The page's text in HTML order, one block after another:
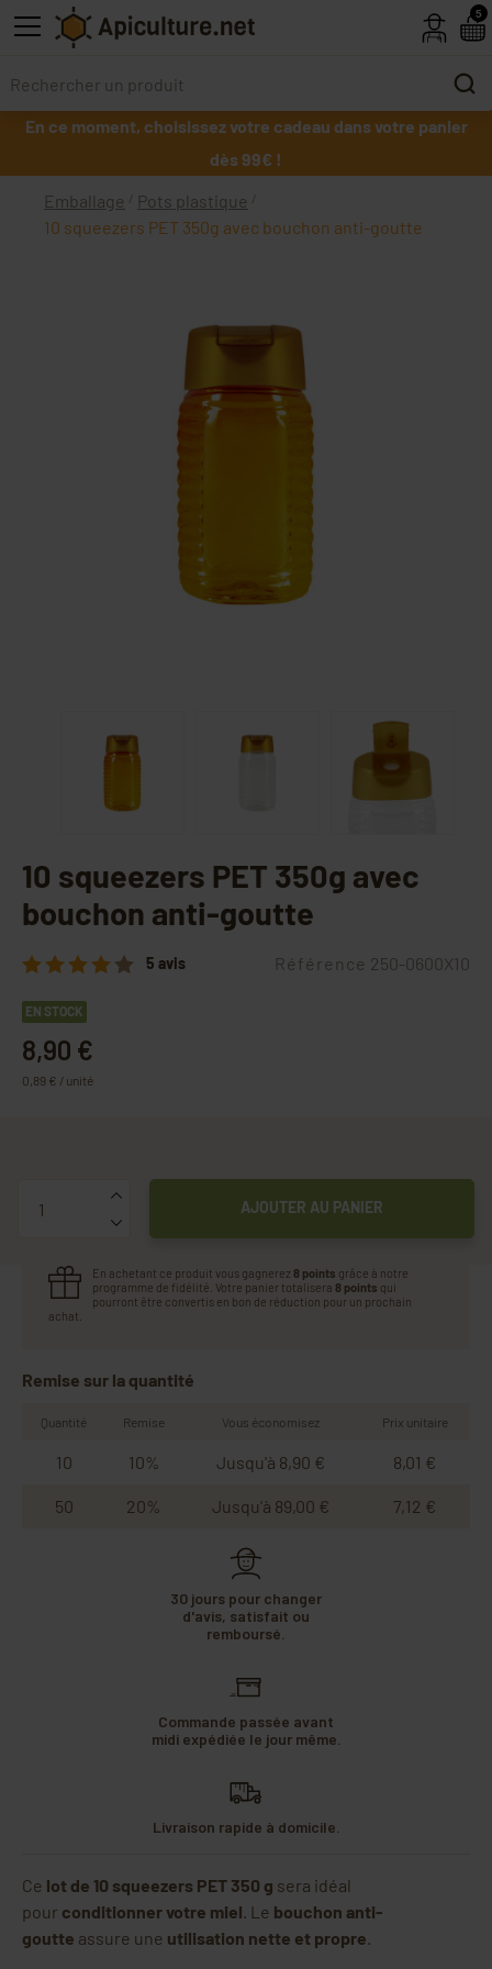
Skip to main content
En ce moment, choisissez votre cadeau dans votre panier
dès 99€ !
Emballage
Pots plastique
10 squeezers PET 350g avec bouchon anti-goutte
10 squeezers PET 350g avec
bouchon anti-goutte
5 avis Référence 250-0600X10
EN STOCK
8,90 €
0,89 € / unité
AJOUTER AU PANIER
En achetant ce produit vous gagnerez 8 points grâce à notre
programme de fidélité. Votre panier totalisera 8 points qui
pourront être convertis en bon de réduction pour un prochain
achat.
Remise sur la quantité
Quantité Remise Vous économisez Prix unitaire
10 10% Jusqu'à 8,90 € 8,01 €
50 20% Jusqu'à 89,00 € 7,12 €
30 jours pour changer
d'avis, satisfait ou
remboursé.
Commande passée avant
midi expédiée le jour même.
Livraison rapide à domicile.
Ce lot de 10 squeezers PET 350 g sera idéal
pour conditionner votre miel. Le bouchon anti-
goutte assure une utilisation nette et propre.
5